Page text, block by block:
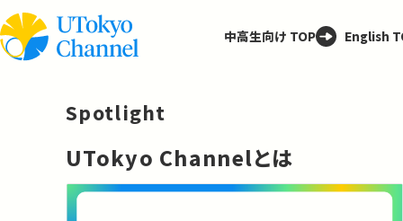
中高生向け TOP English
Spotlight
UTokyo Channelとは